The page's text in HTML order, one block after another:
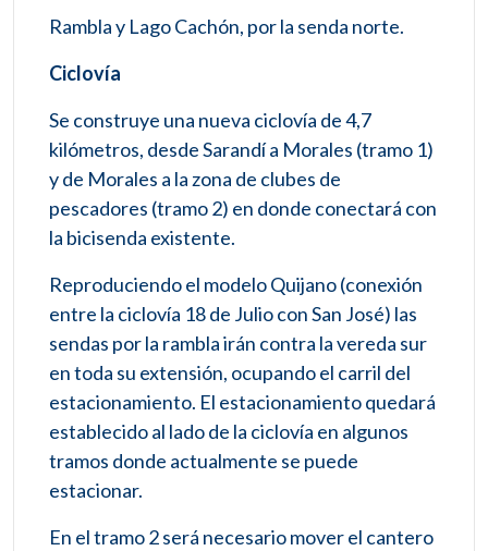
Rambla y Lago Cachón, por la senda norte.
Ciclovía
Se construye una nueva ciclovía de 4,7
kilómetros, desde Sarandí a Morales (tramo 1)
y de Morales a la zona de clubes de
pescadores (tramo 2) en donde conectará con
la bicisenda existente.
Reproduciendo el modelo Quijano (conexión
entre la ciclovía 18 de Julio con San José) las
sendas por la rambla irán contra la vereda sur
en toda su extensión, ocupando el carril del
estacionamiento. El estacionamiento quedará
establecido al lado de la ciclovía en algunos
tramos donde actualmente se puede
estacionar.
En el tramo 2 será necesario mover el cantero